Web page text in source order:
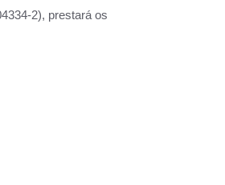
2), prestará os